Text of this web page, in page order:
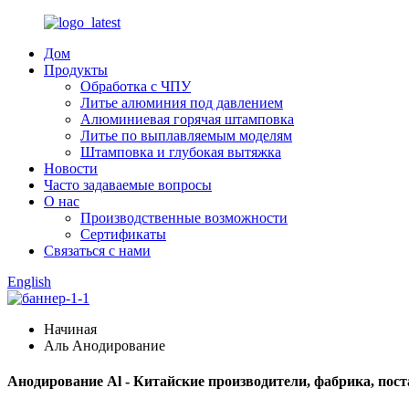
Дом
Продукты
Обработка с ЧПУ
Литье алюминия под давлением
Алюминиевая горячая штамповка
Литье по выплавляемым моделям
Штамповка и глубокая вытяжка
Новости
Часто задаваемые вопросы
О нас
Производственные возможности
Сертификаты
Связаться с нами
English
Начиная
Аль Анодирование
Анодирование Al - Китайские производители, фабрика,